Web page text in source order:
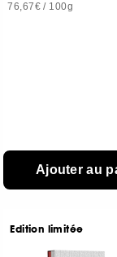
76,67€ / 100g
Ajouter au
Edition limitée